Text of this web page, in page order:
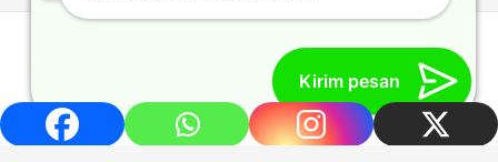
Rentalmobilbatam212.com © 2014 | Powered by [Barokah
Trans_author] Kirim pesan